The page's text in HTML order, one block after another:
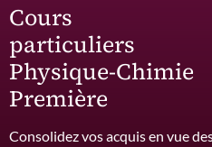
Cours
particuliers
Physique-Chimie
Première
Consolidez vos acquis en vue